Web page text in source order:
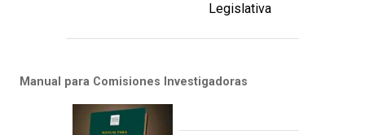
Legislativa
Manual para Comisiones Investigadoras